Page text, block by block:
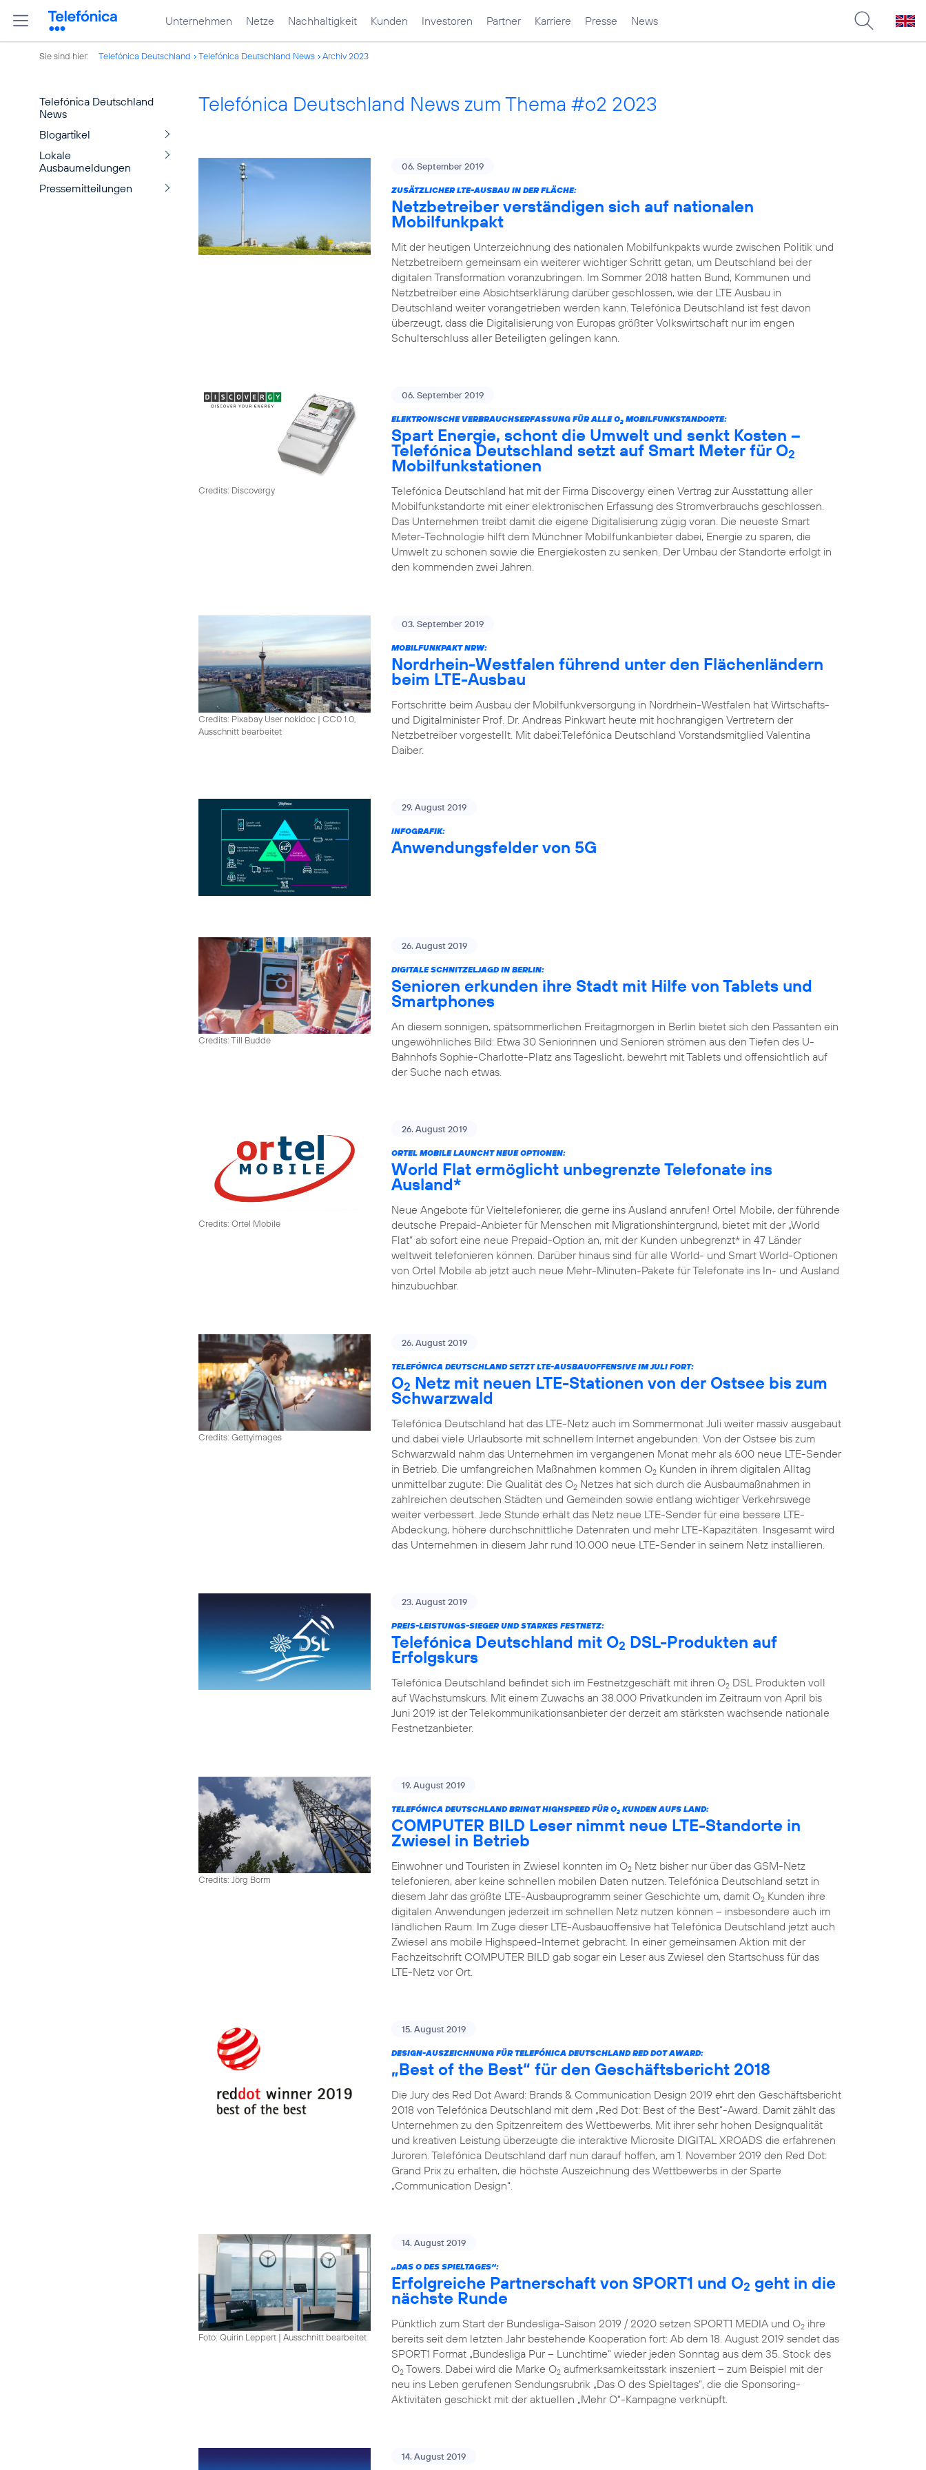
Unternehmen Netze Nachhaltigkeit Kunden Investoren Partner Karriere Presse News
Sie sind hier: Telefónica Deutschland Telefónica Deutschland News Archiv 2023
Telefónica Deutschland
News
Blogartikel
Lokale
Ausbaumeldungen
Pressemitteilungen
Telefónica Deutschland News zum Thema #o2 2023
06. September 2019
ZUSÄTZLICHER LTE-AUSBAU IN DER FLÄCHE:
Netzbetreiber verständigen sich auf nationalen
Mobilfunkpakt
Mit der heutigen Unterzeichnung des nationalen Mobilfunkpakts wurde zwischen Politik und
Netzbetreibern gemeinsam ein weiterer wichtiger Schritt getan, um Deutschland bei der
digitalen Transformation voranzubringen. Im Sommer 2018 hatten Bund, Kommunen und
Netzbetreiber eine Absichtserklärung darüber geschlossen, wie der LTE Ausbau in
Deutschland weiter vorangetrieben werden kann. Telefónica Deutschland ist fest davon
überzeugt, dass die Digitalisierung von Europas größter Volkswirtschaft nur im engen
Schulterschluss aller Beteiligten gelingen kann.
Credits: Discovergy
06. September 2019
ELEKTRONISCHE VERBRAUCHSERFASSUNG FÜR ALLE O2 MOBILFUNKSTANDORTE:
Spart Energie, schont die Umwelt und senkt Kosten –
Telefónica Deutschland setzt auf Smart Meter für O2
Mobilfunkstationen
Telefónica Deutschland hat mit der Firma Discovergy einen Vertrag zur Ausstattung aller
Mobilfunkstandorte mit einer elektronischen Erfassung des Stromverbrauchs geschlossen.
Das Unternehmen treibt damit die eigene Digitalisierung zügig voran. Die neueste Smart
Meter-Technologie hilft dem Münchner Mobilfunkanbieter dabei, Energie zu sparen, die
Umwelt zu schonen sowie die Energiekosten zu senken. Der Umbau der Standorte erfolgt in
den kommenden zwei Jahren.
Credits: Pixabay User nokidoc | CC0 1.0,
Ausschnitt bearbeitet
03. September 2019
MOBILFUNKPAKT NRW:
Nordrhein-Westfalen führend unter den Flächenländern
beim LTE-Ausbau
Fortschritte beim Ausbau der Mobilfunkversorgung in Nordrhein-Westfalen hat Wirtschafts-
und Digitalminister Prof. Dr. Andreas Pinkwart heute mit hochrangigen Vertretern der
Netzbetreiber vorgestellt. Mit dabei:Telefónica Deutschland Vorstandsmitglied Valentina
Daiber.
29. August 2019
INFOGRAFIK:
Anwendungsfelder von 5G
Credits: Till Budde
26. August 2019
DIGITALE SCHNITZELJAGD IN BERLIN:
Senioren erkunden ihre Stadt mit Hilfe von Tablets und
Smartphones
An diesem sonnigen, spätsommerlichen Freitagmorgen in Berlin bietet sich den Passanten ein
ungewöhnliches Bild: Etwa 30 Seniorinnen und Senioren strömen aus den Tiefen des U-
Bahnhofs Sophie-Charlotte-Platz ans Tageslicht, bewehrt mit Tablets und offensichtlich auf
der Suche nach etwas.
Credits: Ortel Mobile
26. August 2019
ORTEL MOBILE LAUNCHT NEUE OPTIONEN:
World Flat ermöglicht unbegrenzte Telefonate ins
Ausland*
Neue Angebote für Vieltelefonierer, die gerne ins Ausland anrufen! Ortel Mobile, der führende
deutsche Prepaid-Anbieter für Menschen mit Migrationshintergrund, bietet mit der „World
Flat“ ab sofort eine neue Prepaid-Option an, mit der Kunden unbegrenzt* in 47 Länder
weltweit telefonieren können. Darüber hinaus sind für alle World- und Smart World-Optionen
von Ortel Mobile ab jetzt auch neue Mehr-Minuten-Pakete für Telefonate ins In- und Ausland
hinzubuchbar.
Credits: Gettyimages
26. August 2019
TELEFÓNICA DEUTSCHLAND SETZT LTE-AUSBAUOFFENSIVE IM JULI FORT:
O2 Netz mit neuen LTE-Stationen von der Ostsee bis zum
Schwarzwald
Telefónica Deutschland hat das LTE-Netz auch im Sommermonat Juli weiter massiv ausgebaut
und dabei viele Urlaubsorte mit schnellem Internet angebunden. Von der Ostsee bis zum
Schwarzwald nahm das Unternehmen im vergangenen Monat mehr als 600 neue LTE-Sender
in Betrieb. Die umfangreichen Maßnahmen kommen O2 Kunden in ihrem digitalen Alltag
unmittelbar zugute: Die Qualität des O2 Netzes hat sich durch die Ausbaumaßnahmen in
zahlreichen deutschen Städten und Gemeinden sowie entlang wichtiger Verkehrswege
weiter verbessert. Jede Stunde erhält das Netz neue LTE-Sender für eine bessere LTE-
Abdeckung, höhere durchschnittliche Datenraten und mehr LTE-Kapazitäten. Insgesamt wird
das Unternehmen in diesem Jahr rund 10.000 neue LTE-Sender in seinem Netz installieren.
23. August 2019
PREIS-LEISTUNGS-SIEGER UND STARKES FESTNETZ:
Telefónica Deutschland mit O2 DSL-Produkten auf
Erfolgskurs
Telefónica Deutschland befindet sich im Festnetzgeschäft mit ihren O2 DSL Produkten voll
auf Wachstumskurs. Mit einem Zuwachs an 38.000 Privatkunden im Zeitraum von April bis
Juni 2019 ist der Telekommunikationsanbieter der derzeit am stärksten wachsende nationale
Festnetzanbieter.
Credits: Jörg Borm
19. August 2019
TELEFÓNICA DEUTSCHLAND BRINGT HIGHSPEED FÜR O2 KUNDEN AUFS LAND:
COMPUTER BILD Leser nimmt neue LTE-Standorte in
Zwiesel in Betrieb
Einwohner und Touristen in Zwiesel konnten im O2 Netz bisher nur über das GSM-Netz
telefonieren, aber keine schnellen mobilen Daten nutzen. Telefónica Deutschland setzt in
diesem Jahr das größte LTE-Ausbauprogramm seiner Geschichte um, damit O2 Kunden ihre
digitalen Anwendungen jederzeit im schnellen Netz nutzen können – insbesondere auch im
ländlichen Raum. Im Zuge dieser LTE-Ausbauoffensive hat Telefónica Deutschland jetzt auch
Zwiesel ans mobile Highspeed-Internet gebracht. In einer gemeinsamen Aktion mit der
Fachzeitschrift COMPUTER BILD gab sogar ein Leser aus Zwiesel den Startschuss für das
LTE-Netz vor Ort.
15. August 2019
DESIGN-AUSZEICHNUNG FÜR TELEFÓNICA DEUTSCHLAND RED DOT AWARD:
„Best of the Best“ für den Geschäftsbericht 2018
Die Jury des Red Dot Award: Brands & Communication Design 2019 ehrt den Geschäftsbericht
2018 von Telefónica Deutschland mit dem „Red Dot: Best of the Best“-Award. Damit zählt das
Unternehmen zu den Spitzenreitern des Wettbewerbs. Mit ihrer sehr hohen Designqualität
und kreativen Leistung überzeugte die interaktive Microsite DIGITAL XROADS die erfahrenen
Juroren. Telefónica Deutschland darf nun darauf hoffen, am 1. November 2019 den Red Dot:
Grand Prix zu erhalten, die höchste Auszeichnung des Wettbewerbs in der Sparte
„Communication Design“.
Foto: Quirin Leppert | Ausschnitt bearbeitet
14. August 2019
„DAS O DES SPIELTAGES“:
Erfolgreiche Partnerschaft von SPORT1 und O2 geht in die
nächste Runde
Pünktlich zum Start der Bundesliga-Saison 2019 / 2020 setzen SPORT1 MEDIA und O2 ihre
bereits seit dem letzten Jahr bestehende Kooperation fort: Ab dem 18. August 2019 sendet das
SPORT1 Format „Bundesliga Pur – Lunchtime“ wieder jeden Sonntag aus dem 35. Stock des
O2 Towers. Dabei wird die Marke O2 aufmerksamkeitsstark inszeniert – zum Beispiel mit der
neu ins Leben gerufenen Sendungsrubrik „Das O des Spieltages“, die die Sponsoring-
Aktivitäten geschickt mit der aktuellen „Mehr O“-Kampagne verknüpft.
14. August 2019